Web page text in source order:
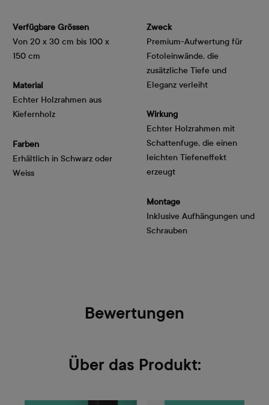
Verfügbare Grössen
Von 20 x 30 cm bis 100 x
150 cm
Material
Echter Holzrahmen aus
Kiefernholz
Farben
Erhältlich in Schwarz oder
Weiss
Zweck
Premium-Aufwertung für
Fotoleinwände, die
zusätzliche Tiefe und
Eleganz verleiht
Wirkung
Echter Holzrahmen mit
Schattenfuge, die einen
leichten Tiefeneffekt
erzeugt
Montage
Inklusive Aufhängungen und
Schrauben
Bewertungen
Über das Produkt: